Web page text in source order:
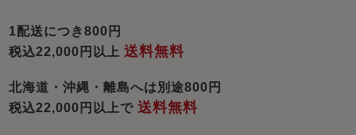
1配送につき800円
税込22,000円以上送料無料
北海道・沖縄・離島へは別途800円
税込22,000円以上で送料無料